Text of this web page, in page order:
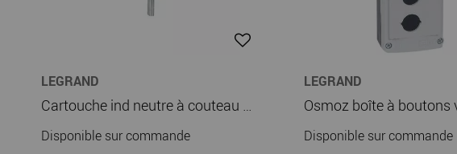
LEGRAND
Cartouche ind neutre à couteau - taille 2 (017804)
Disponible sur commande
LEGRAND
Disponible sur commande